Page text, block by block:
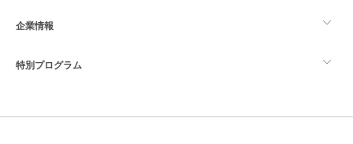
ArcGIS ブログ
ユーザー調査およびテスト
GIS とは
ロケーション インテリジェンス
トレーニング
企業情報
Esri について
特別プログラム